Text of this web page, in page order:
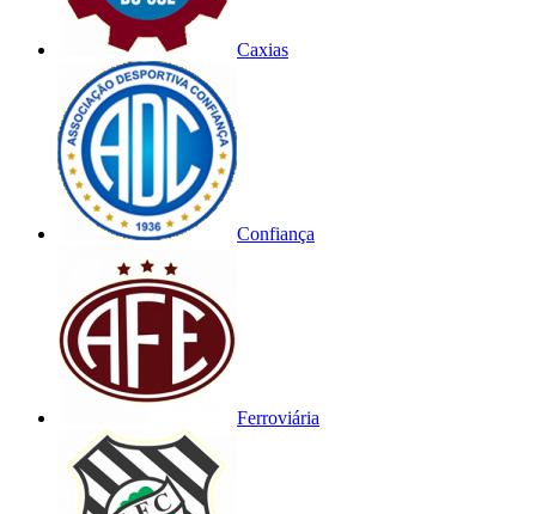
Caxias
Confiança
Ferroviária